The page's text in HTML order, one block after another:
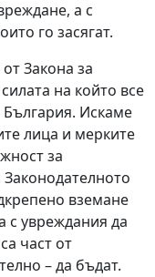
а с
го засягат.
Закона за
на който все
Искаме
лица и мерките
за
вземане
с увреждания да
част от
– да бъдат.